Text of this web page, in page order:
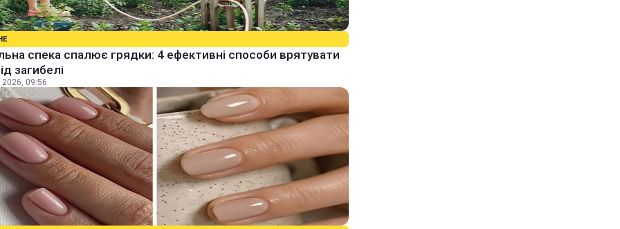
спека спалює грядки: 4 ефективні способи врятувати
загибелі
2026, 09:56